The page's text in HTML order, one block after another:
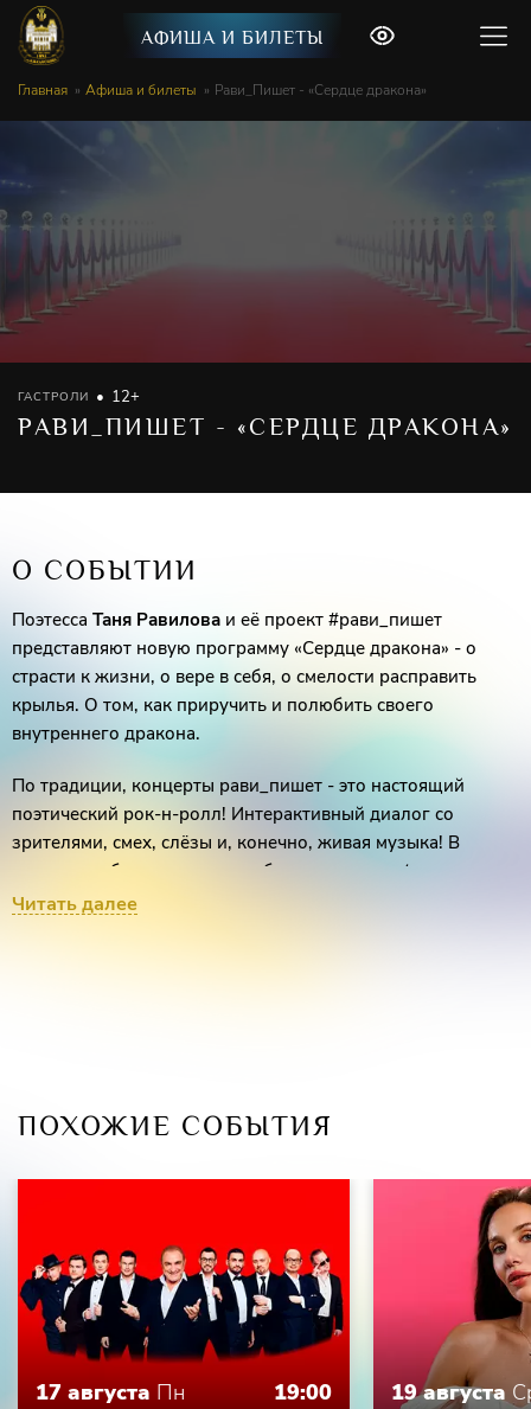
АФИША И БИЛЕТЫ
Главная Афиша и билеты Рави_Пишет - «Сердце дракона»
ГАСТРОЛИ 12+
РАВИ_ПИШЕТ - «СЕРДЦЕ ДРАКОНА»
О СОБЫТИИ
Поэтесса Таня Равилова и её проект #рави_пишет
представляют новую программу «Сердце дракона» - о
страсти к жизни, о вере в себя, о смелости расправить
крылья. О том, как приручить и полюбить своего
внутреннего дракона.
По традиции, концерты рави_пишет - это настоящий
поэтический рок-н-ролл! Интерактивный диалог со
зрителями, смех, слёзы и, конечно, живая музыка! В
программе будут и уже полюбившиеся стихи («хорошими
жёнами», «мама кричит», «а ты чего себя так не любишь» и
Читать далее
ПОХОЖИЕ СОБЫТИЯ
17 августа Пн 19:00 19 августа